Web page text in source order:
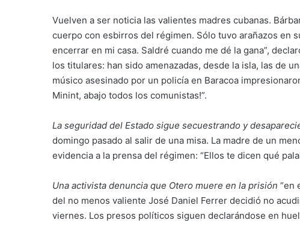
Vuelven a ser noticia las valientes madres cubanas.
cuerpo con esbirros del régimen. Sólo tuvo arañazos en
encerrar en mi casa. Saldré cuando me dé la gana”,
los titulares: han sido amenazadas, desde la isla, las de
músico asesinado por un policía en Baracoa
Minint, abajo todos los comunistas!”.
La seguridad del Estado sigue secuestrando y
domingo pasado al salir de una misa. La madre de un
evidencia a la prensa del régimen: “Ellos te dicen qué
Una activista denuncia que Otero muere en la prisión “en
del no menos valiente José Daniel Ferrer decidió no
viernes. Los presos políticos siguen declarándose en